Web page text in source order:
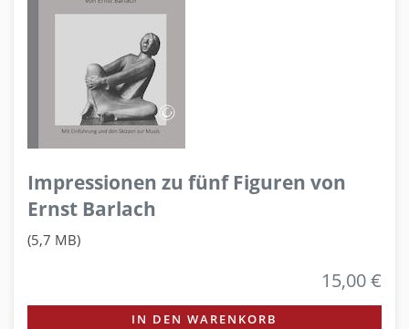
Impressionen zu fünf Figuren von
Ernst Barlach
(5,7 MB)
15,00 €
IN DEN WARENKORB